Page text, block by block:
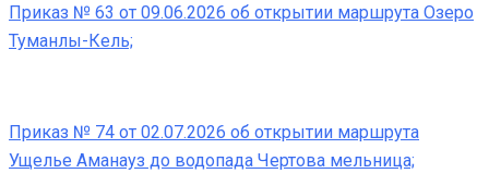
Приказ № 63 от 09.06.2026 об открытии маршрута Озеро
Туманлы-Кель;
Приказ № 74 от 02.07.2026 об открытии маршрута
Ущелье Аманауз до водопада Чертова мельница;